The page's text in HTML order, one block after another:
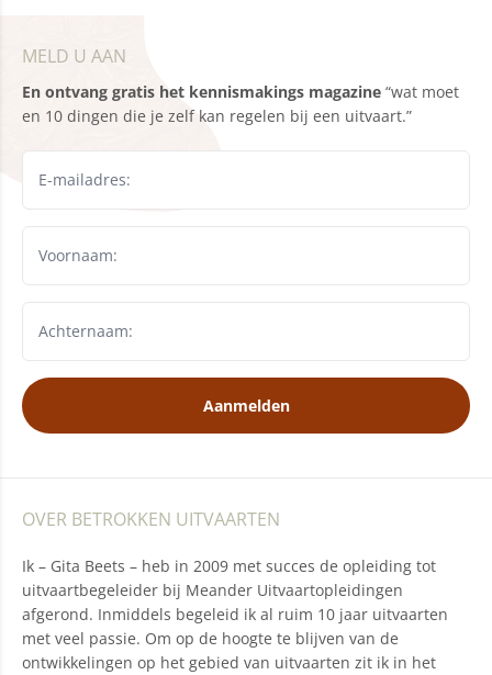
MELD U AAN
En ontvang gratis het kennismakings magazine “wat moet
en 10 dingen die je zelf kan regelen bij een uitvaart.”
Aanmelden
OVER BETROKKEN UITVAARTEN
Ik – Gita Beets – heb in 2009 met succes de opleiding tot
uitvaartbegeleider bij Meander Uitvaartopleidingen
afgerond. Inmiddels begeleid ik al ruim 10 jaar uitvaarten
met veel passie. Om op de hoogte te blijven van de
ontwikkelingen op het gebied van uitvaarten zit ik in het